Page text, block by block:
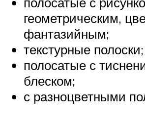
геометрическим,
фантазийным;
текстурные полоски;
полосатые с
блеском;
с разноцветными